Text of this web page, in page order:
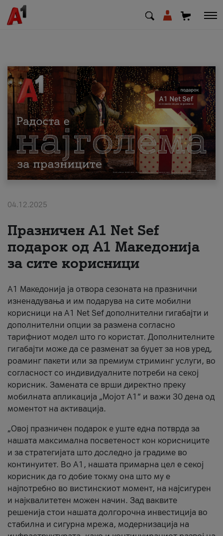
МК EN SQ
Приватни Деловни
Поддршка
Надополни кредит
За нас
#ПодобарОнлајн
04.12.2025
Празничен A1 Net Sеf
подарок од А1 Македонија
за сите корисници
А1 Македонија ја отвора сезоната на празнични
изненадувања и им подарува на сите мобилни
корисници на A1 Net Sef дополнителни гигабајти и
дополнителни опции за размена согласно
тарифниот модел што го користат. Дополнителните
гигабајти може да се разменат за буџет за нов уред,
роаминг пакети или за премиум стриминг услуги, во
согласност со индивидуалните потреби на секој
корисник. Замената се врши директно преку
мобилната апликација „Мојот А1“ и важи 30 дена од
моментот на активација.
„Овој празничен подарок е уште една потврда за
нашата максимална посветеност кон корисниците
и за стратегијата што доследно ја градиме во
континуитет. Во А1, нашата примарна цел е секој
корисник да го добие токму она што му е
најпотребно во вистинскиот момент, на најсигурен
и најквалитетен можен начин. Зад ваквите
решенија стои нашата долгорочна инвестиција во
стабилна и сигурна мрежа, модернизација на